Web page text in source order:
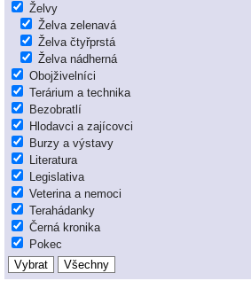
Želvy
Želva zelenavá
Želva čtyřprstá
Želva nádherná
Obojživelníci
Terárium a technika
Bezobratlí
Hlodavci a zajícovci
Burzy a výstavy
Literatura
Legislativa
Veterina a nemoci
Terahádanky
Černá kronika
Pokec